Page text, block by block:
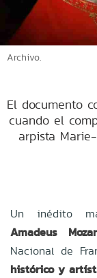
Archivo.
El documento
cuando el
arpista
Un inédito
Amadeus
Nacional de
histórico y